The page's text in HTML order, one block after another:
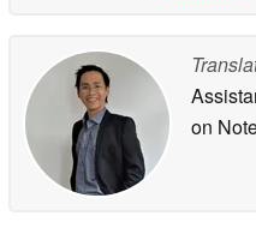
on